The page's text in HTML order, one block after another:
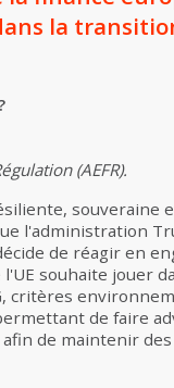
la
(AEFR).
souveraine
l'administration
de réagir en
souhaite jouer
de faire
de maintenir